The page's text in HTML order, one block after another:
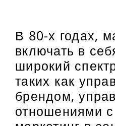
В 80-х годах,
включать в
широкий
таких как
брендом,
отношениями